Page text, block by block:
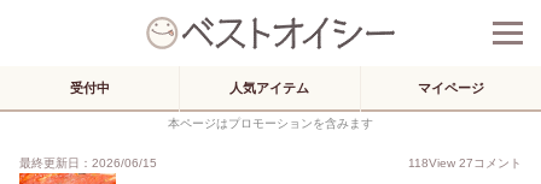
受付中 人気アイテム マイページ
本ページはプロモーションを含みます
最終更新日：2026/06/15 118View 27コメント